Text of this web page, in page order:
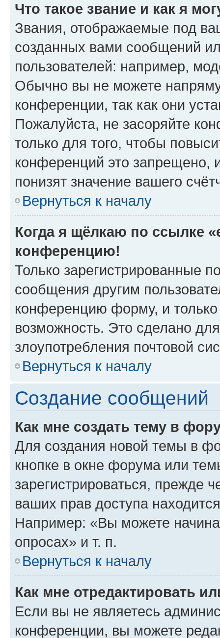
Что такое звание и как я
Звания, отображаемые под
созданных вами сообщений
пользователей: например,
Обычно вы не можете
конференции, так как они
Пожалуйста, не засоряйте
только для того, чтобы
конференций это запрещено,
понизят значение вашего
Вернуться к началу
Когда я щёлкаю по ссылке
конференцию!
Только зарегистрированные
сообщения другим
конференцию форму, и
возможность. Это сделано
злоупотребления почтовой
Вернуться к началу
Создание сообщений
Как мне создать тему в
Для создания новой темы в
кнопке в окне форума или
зарегистрироваться, прежде
ваших прав доступа
Например: «Вы можете
опросах» и т. п.
Вернуться к началу
Как мне отредактировать
Если вы не являетесь
конференции, вы можете